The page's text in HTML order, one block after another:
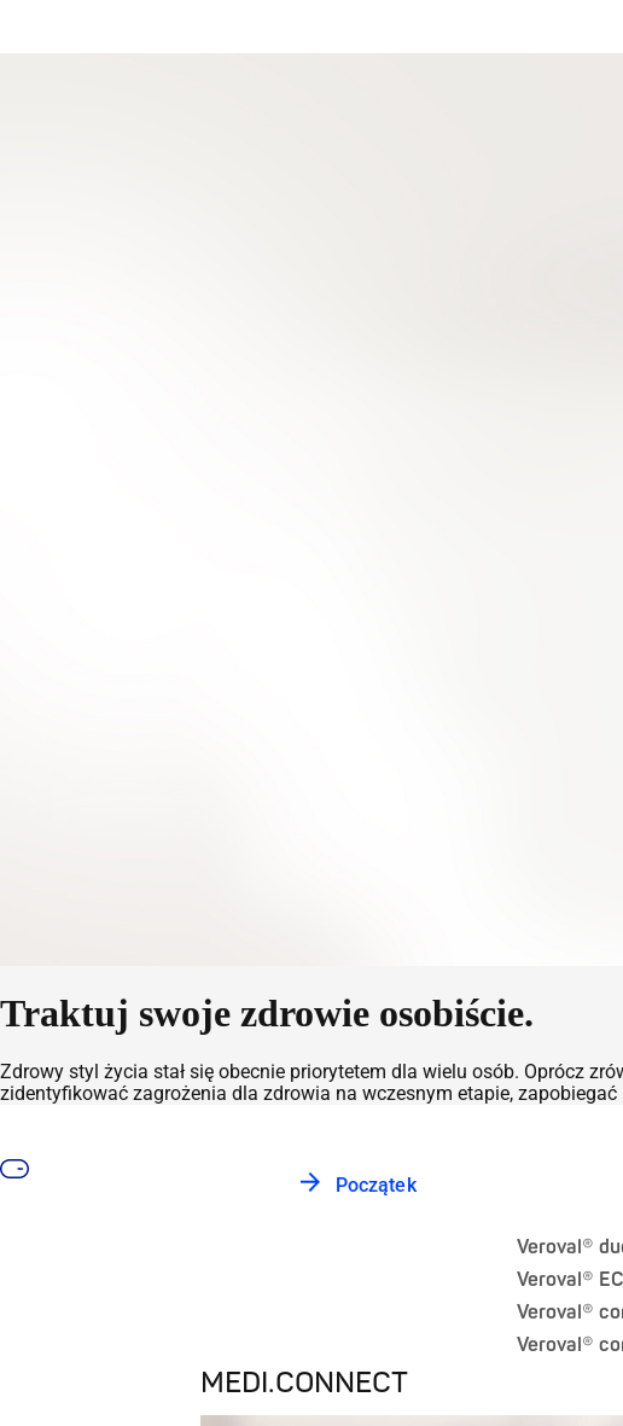
Traktuj swoje zdrowie osobiście.
Zdrowy styl życia stał się obecnie priorytetem dla wielu osób. Oprócz
zidentyfikować zagrożenia dla zdrowia na wczesnym etapie,
Początek
Veroval®
Veroval®
Veroval®
Veroval®
MEDI.CONNECT